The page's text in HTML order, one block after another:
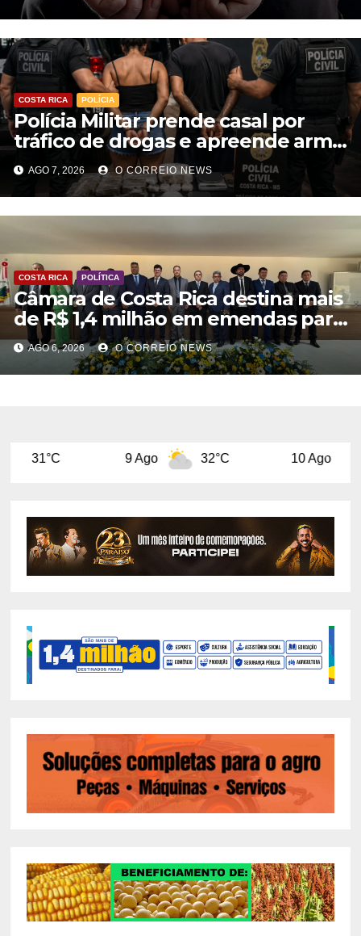
COSTA RICA POLÍCIA
Polícia Militar prende casal por
tráfico de drogas e apreende arma
de fogo em Costa Rica
AGO 7, 2026 O CORREIO NEWS
COSTA RICA POLÍTICA
Câmara de Costa Rica destina mais
de R$ 1,4 milhão em emendas para
investimentos em diversas áreas
AGO 6, 2026 O CORREIO NEWS
9 Ago 32°C 10 Ago 32°C